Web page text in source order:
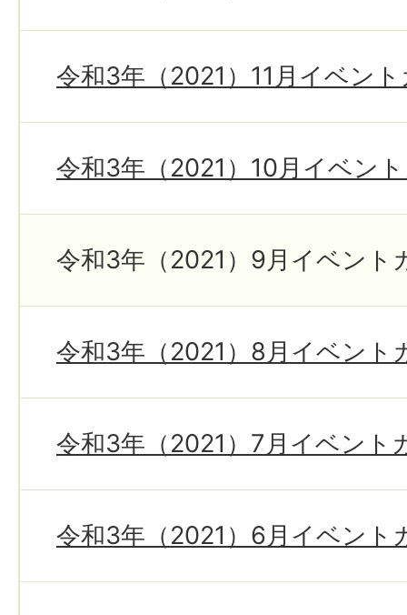
令和3年（2021）11月イベン
令和3年（2021）10月イベン
令和3年（2021）9月イベント
令和3年（2021）8月イベント
令和3年（2021）7月イベント
令和3年（2021）6月イベント